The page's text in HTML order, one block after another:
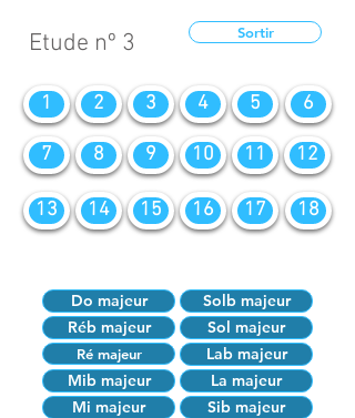
Etude nº 3 Sortir
1 2 3 4 5 6
7 8 9 10 11 12
13 14 15 16 17 18
Do majeur
Solb majeur
Réb majeur
Sol majeur
Ré majeur
Lab majeur
Mib majeur
La majeur
Mi majeur
Sib majeur